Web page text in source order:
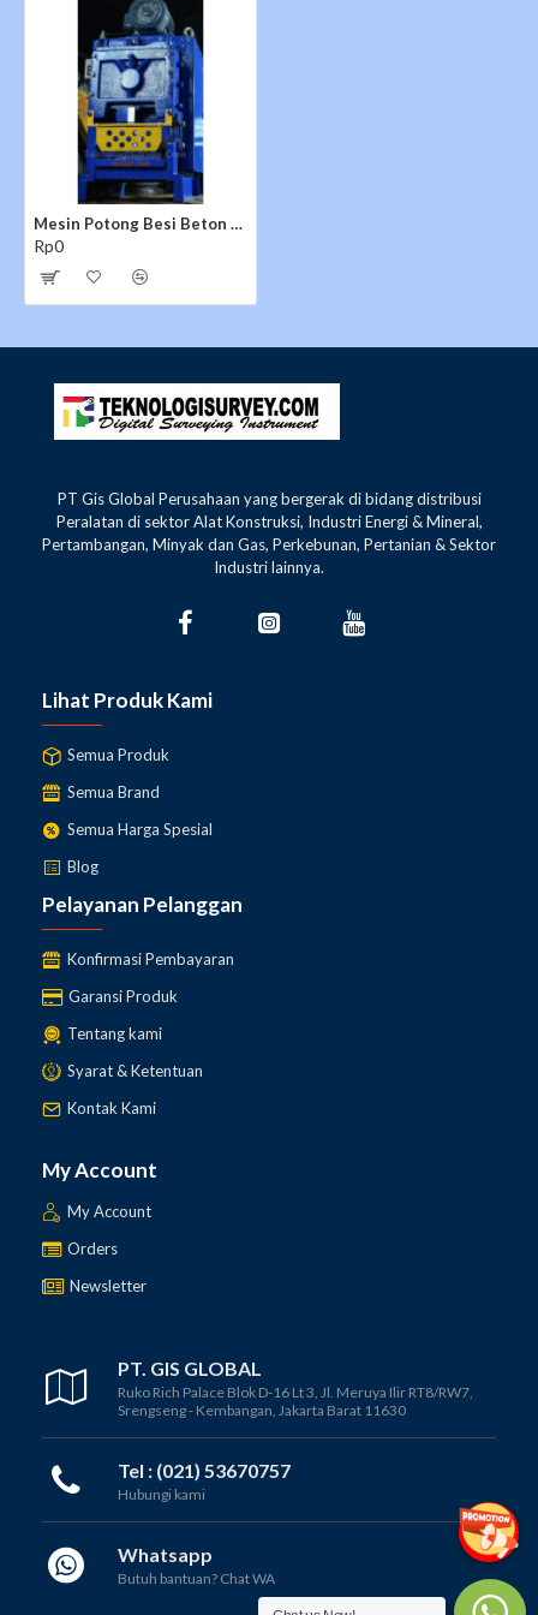
Mesin Potong Besi Beton STRONG SBC 32
Rp0
PT Gis Global Perusahaan yang bergerak di bidang distribusi
Peralatan di sektor Alat Konstruksi, Industri Energi & Mineral,
Pertambangan, Minyak dan Gas, Perkebunan, Pertanian & Sektor
Industri lainnya.
Lihat Produk Kami
Semua Produk
Semua Brand
Semua Harga Spesial
Blog
Pelayanan Pelanggan
Konfirmasi Pembayaran
Garansi Produk
Tentang kami
Syarat & Ketentuan
Kontak Kami
My Account
My Account
Orders
Newsletter
PT. GIS GLOBAL
Ruko Rich Palace Blok D-16 Lt 3, Jl. Meruya Ilir RT8/RW7,
Srengseng - Kembangan, Jakarta Barat 11630
Tel : (021) 53670757
Hubungi kami
Whatsapp
Butuh bantuan? Chat WA